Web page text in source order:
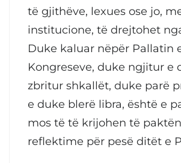
të gjithëve, lexues ose jo,
institucione, të drejtohet
Duke kaluar nëpër Pallatin
Kongreseve, duke ngjitur e
zbritur shkallët, duke parë
e duke blerë libra, është e
mos të të krijohen të
reflektime për pesë ditët e